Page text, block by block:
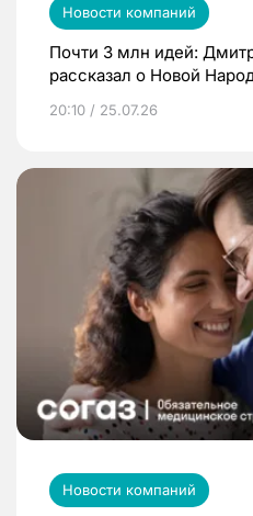
Новости компаний
Почти 3 млн идей:
рассказал о Новой
20:10 / 25.07.26
Новости компаний